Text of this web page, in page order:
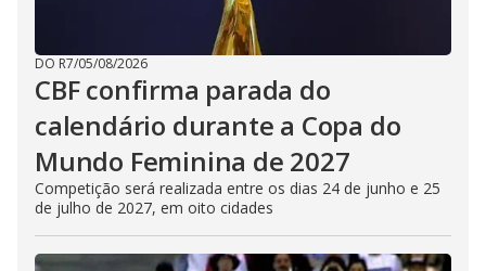
DO R7/05/08/2026
CBF confirma parada do
calendário durante a Copa do
Mundo Feminina de 2027
Competição será realizada entre os dias 24 de junho e 25
de julho de 2027, em oito cidades